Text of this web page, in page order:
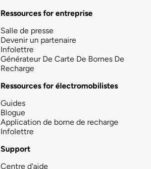
Ressources for entreprise
Salle de presse
Devenir un partenaire
Infolettre
Générateur De Carte De Bornes De
Recharge
Ressources for électromobilistes
Guides
Blogue
Application de borne de recharge
Infolettre
Support
Centre d'aide